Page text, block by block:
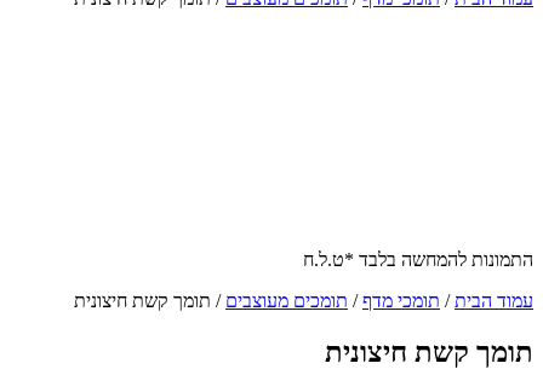
התמונות להמחשה בלבד *ט.ל.ח
עמוד הבית/ תומכי מדף/ תומכים מעוצבים / תומך קשת חיצונית
תומך קשת חיצונית